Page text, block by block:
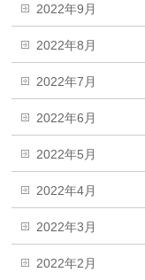
2022年9月
2022年8月
2022年7月
2022年6月
2022年5月
2022年4月
2022年3月
2022年2月